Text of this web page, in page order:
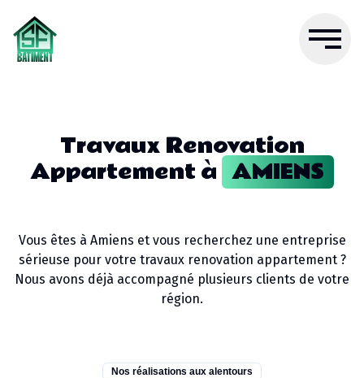
Travaux Renovation
Appartementà AMIENS
Vous êtes à Amiens et vous recherchez une entreprise
sérieuse pour votre travaux renovation appartement?
Nous avons déjà accompagné plusieurs clients de votre
région.
Nos réalisations aux alentours